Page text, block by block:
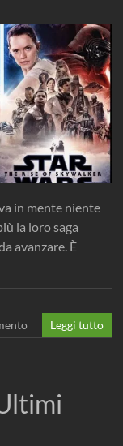
in mente niente
la loro saga
avanzare. È
Leggi tutto